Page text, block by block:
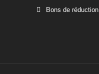
Bons de réduction